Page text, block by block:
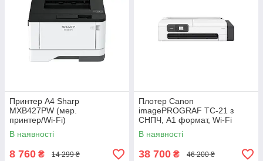
Принтер А4 Sharp
MXB427PW (мер.
принтер/Wi-Fi)
В наявності
8 760 ₴ 14 299 ₴
Плотер Canon
imagePROGRAF TC-21 з
СНПЧ, A1 формат, Wi-Fi
В наявності
38 700 ₴ 46 200 ₴